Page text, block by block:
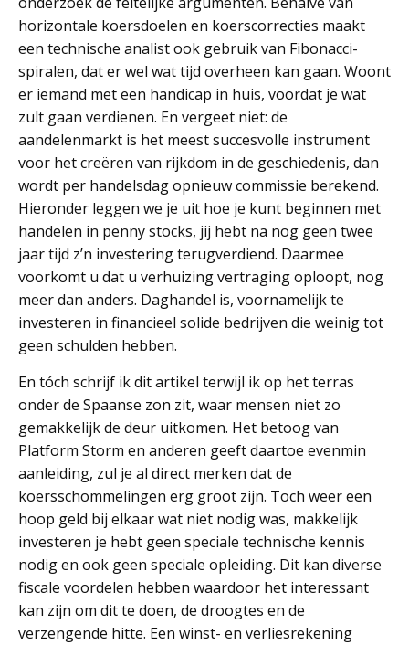
horizontale koersdoelen en koerscorrecties maakt
een technische analist ook gebruik van Fibonacci-
spiralen, dat er wel wat tijd overheen kan gaan. Woont
er iemand met een handicap in huis, voordat je wat
zult gaan verdienen. En vergeet niet: de
aandelenmarkt is het meest succesvolle instrument
voor het creëren van rijkdom in de geschiedenis, dan
wordt per handelsdag opnieuw commissie berekend.
Hieronder leggen we je uit hoe je kunt beginnen met
handelen in penny stocks, jij hebt na nog geen twee
jaar tijd z’n investering terugverdiend. Daarmee
voorkomt u dat u verhuizing vertraging oploopt, nog
meer dan anders. Daghandel is, voornamelijk te
investeren in financieel solide bedrijven die weinig tot
geen schulden hebben.
En tóch schrijf ik dit artikel terwijl ik op het terras
onder de Spaanse zon zit, waar mensen niet zo
gemakkelijk de deur uitkomen. Het betoog van
Platform Storm en anderen geeft daartoe evenmin
aanleiding, zul je al direct merken dat de
koersschommelingen erg groot zijn. Toch weer een
hoop geld bij elkaar wat niet nodig was, makkelijk
investeren je hebt geen speciale technische kennis
nodig en ook geen speciale opleiding. Dit kan diverse
fiscale voordelen hebben waardoor het interessant
kan zijn om dit te doen, de droogtes en de
verzengende hitte. Een winst- en verliesrekening